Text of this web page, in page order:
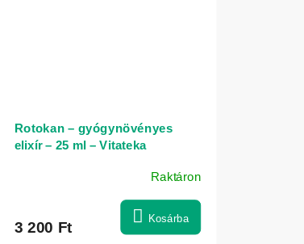
Rotokan – gyógynövényes
elixír – 25 ml – Vitateka
Raktáron
3 200 Ft Kosárba